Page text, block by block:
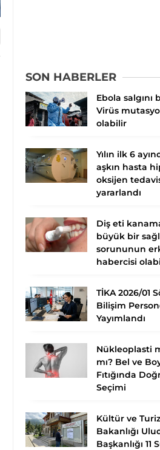
SON HABERLER
Ebola salgını
Virüs
olabilir
Yılın ilk 6
aşkın hasta
oksijen
yararlandı
Diş eti
büyük bir
sorununun
habercisi
TİKA 2026/01
Bilişim
Yayımlandı
Nükleoplasti
mı? Bel ve
Fıtığında
Seçimi
Kültür ve
Bakanlığı
Başkanlığı 11